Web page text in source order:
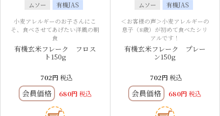
ムソー 有機JAS
小麦アレルギーのお子さんにこ
そ、食べさせてあげたい洋風の朝
食
有機玄米フレーク フロス
ト150g
702 税込
会員価格 680 税込
ムソー 有機JAS
＜お客様の声＞小麦アレルギーの
息子（8歳）が初めて食べたシリ
アルです！
有機玄米フレーク プレー
ン150g
702 税込
会員価格 680 税込